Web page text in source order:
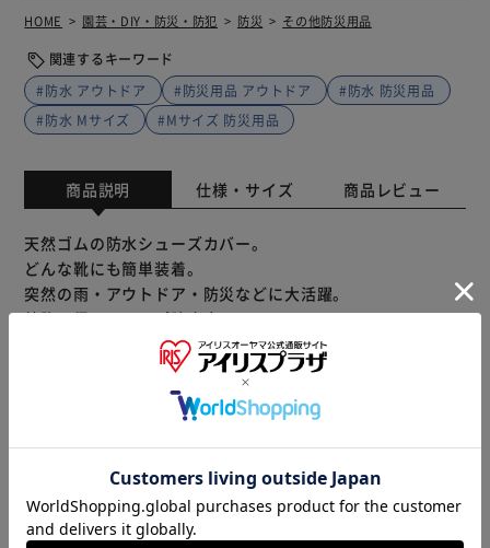
HOME 園芸・DIY・防災・防犯 防災 その他防災用品
関連するキーワード
#防水 アウトドア
#防災用品 アウトドア
#防水 防災用品
#防水 Mサイズ
#Mサイズ 防災用品
商品説明 仕様・サイズ 商品レビュー
天然ゴムの防水シューズカバー。
どんな靴にも簡単装着。
突然の雨・アウトドア・防災などに大活躍。
特許取得のスリップ防止底。
※製品は予告なく仕様を変更する場合がございます。あらか
じめご了承ください。
※当商品はお取り寄せ品の為、在庫の確認及び商品のお届け
までお時間を頂く場合がございます。
また、商品がメーカーにて完売となっていた場合、キャンセ